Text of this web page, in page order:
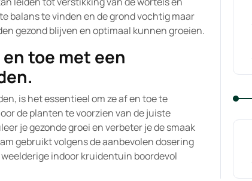
balans te vinden en de grond vochtig maar
gezond blijven en optimaal kunnen groeien.
toe met een
is het essentieel om ze af en toe te
de planten te voorzien van de juiste
je gezonde groei en verbeter je de smaak
gebruikt volgens de aanbevolen dosering
indoor kruidentuin boordevol